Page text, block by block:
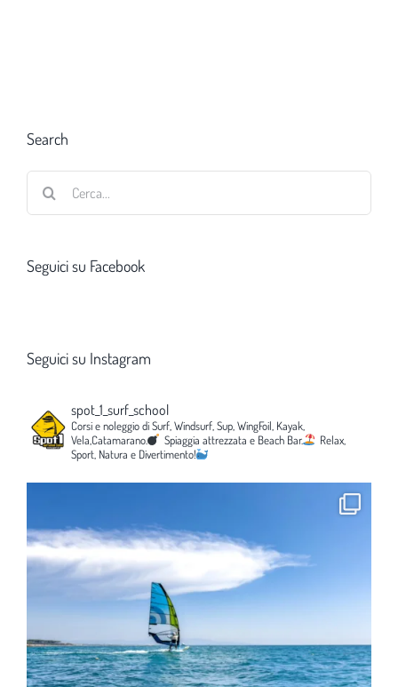
Search
Seguici su Facebook
Seguici su Instagram
spot_1_surf_school
Corsi e noleggio di Surf, Windsurf, Sup, WingFoil, Kayak,
Vela,Catamarano.
Spiaggia attrezzata e Beach Bar.
Relax,
Sport, Natura e Divertimento!